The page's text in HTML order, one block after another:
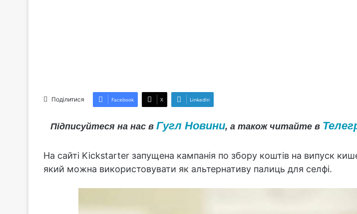
Поділитися Facebook X LinkedIn
Підписуйтеся на нас в Гугл Новини, а також читайте в
На сайті Kickstarter запущена кампанія по збору коштів на випуск
який можна використовувати як альтернативу палиць для селфі.